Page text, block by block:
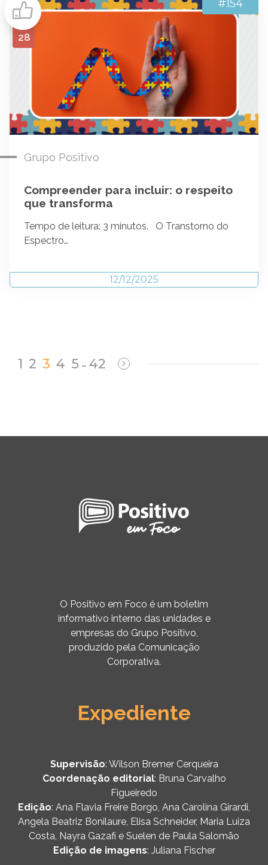
28
Grupo Positivo
Compreender para incluir: o respeito
que transforma
Tempo de leitura: 3 minutos. O Transtorno do
Espectro…
#154
12/12/2025
1 2 3 4 5 … 42
O Positivo em Foco é um boletim
informativo interno das unidades e
empresas do Grupo Positivo,
produzido pela Comunicação
Corporativa.
Expediente
Supervisão: Wilson Bremer Cerqueira
Coordenação editorial: Bruna Carvalho
Figueiredo
Edição: Ana Flavia Freire Borgo, Ana Carolina Girardi,
Angela Beatriz Bonilaure, Elisa Schneider, Maria Luiza
Costa, Nayra Gazafi e Suelen de Paula Salomão
Edição de imagens: Juliana Fischer